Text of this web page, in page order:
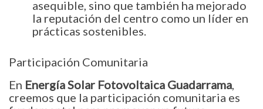
asequible, sino que también ha mejorado
la reputación del centro como un líder en
prácticas sostenibles.
Participación Comunitaria
En Energía Solar Fotovoltaica Guadarrama,
creemos que la participación comunitaria es